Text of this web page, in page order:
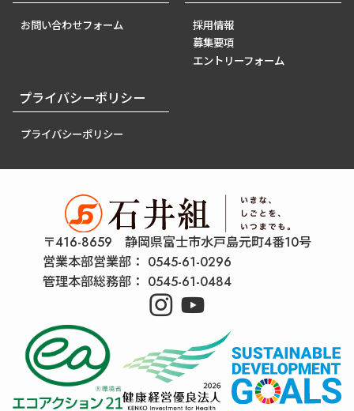
お問い合わせフォーム
採用情報
募集要項
エントリーフォーム
プライバシーポリシー
プライバシーポリシー
〒416-8659 静岡県富士市水戸島元町4番10号
営業本部営業部： 0545-61-0296
管理本部総務部： 0545-61-0484